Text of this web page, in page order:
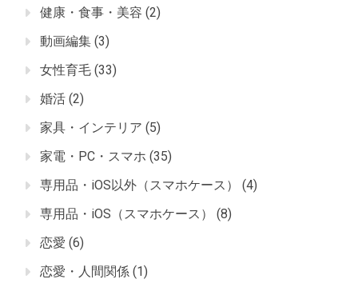
健康・食事・美容 (2)
動画編集 (3)
女性育毛 (33)
婚活 (2)
家具・インテリア (5)
家電・PC・スマホ (35)
専用品・iOS以外（スマホケース）
(4)
専用品・iOS（スマホケース）
(8)
恋愛 (6)
恋愛・人間関係 (1)